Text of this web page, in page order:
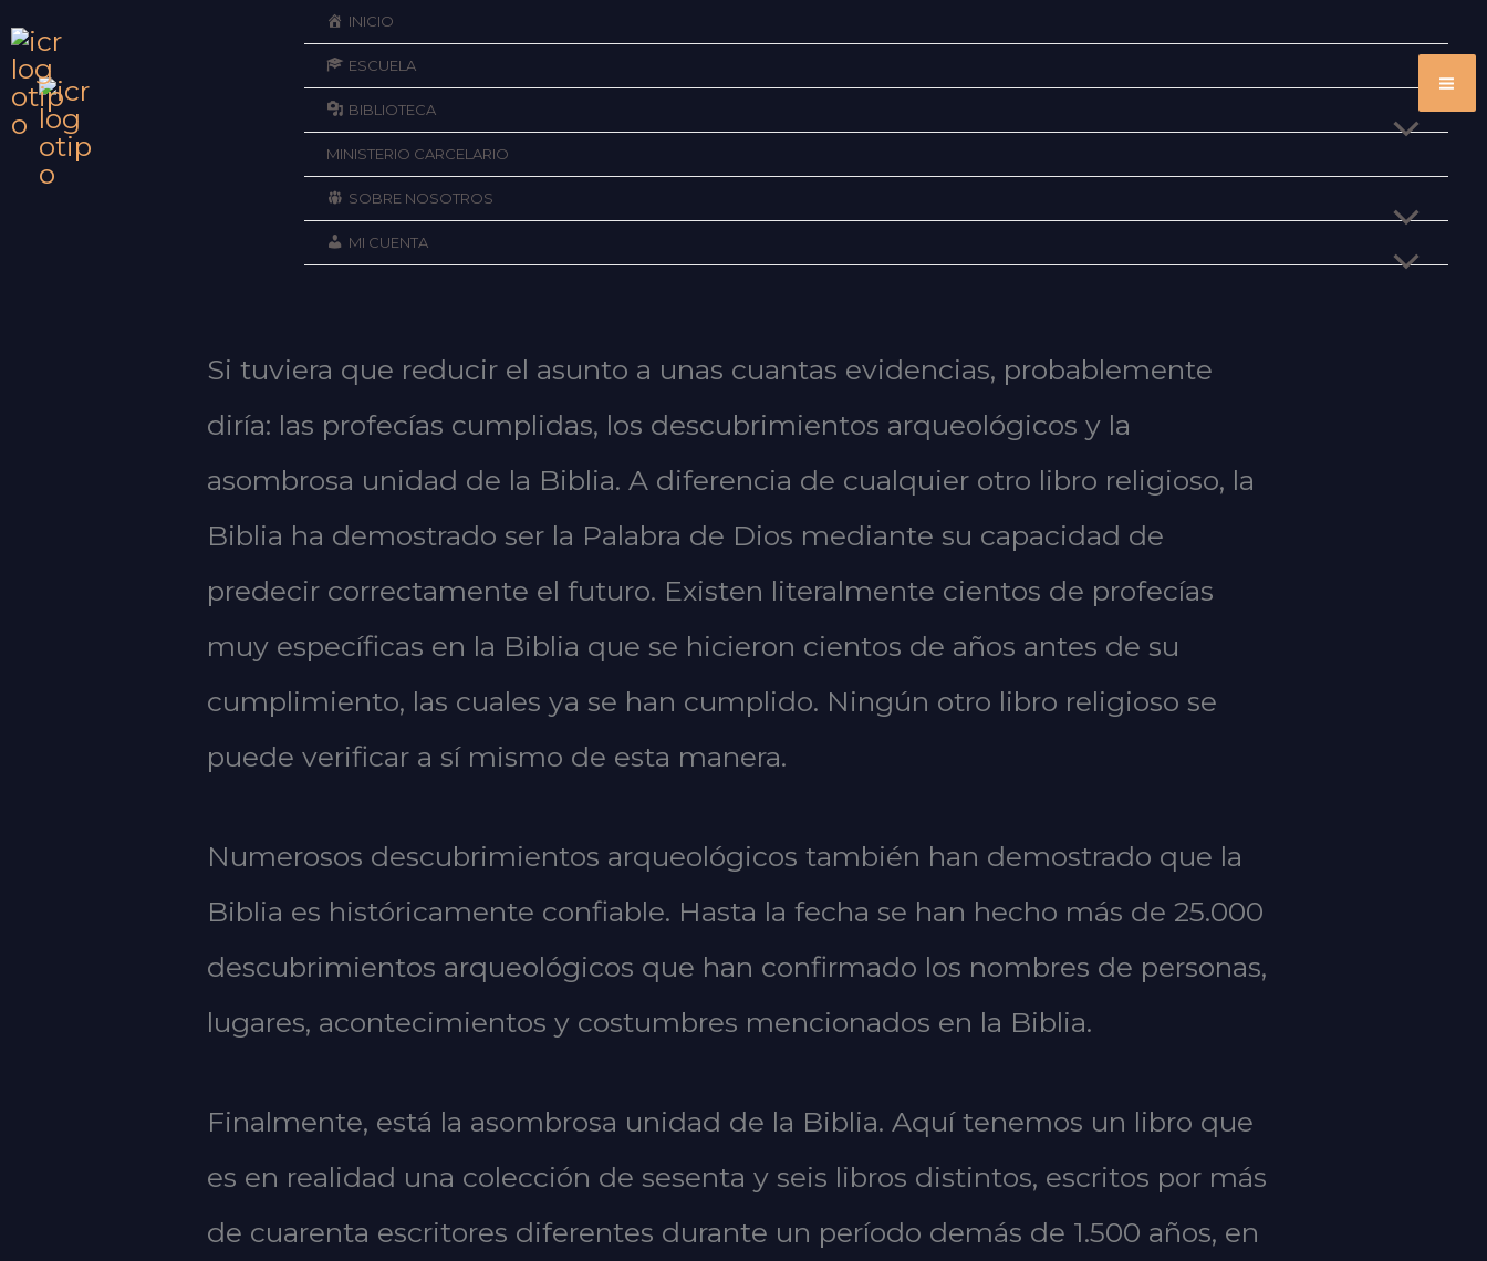
Ir
al
contenido
INICIO
ESCUELA
BIBLIOTECA
MINISTERIO CARCELARIO
SOBRE NOSOTROS
MI CUENTA
Si tuviera que reducir el asunto a unas cuantas evidencias, probablemente
diría: las profecías cumplidas, los descubrimientos arqueológicos y la
asombrosa unidad de la Biblia. A diferencia de cualquier otro libro religioso, la
Biblia ha demostrado ser la Palabra de Dios mediante su capacidad de
predecir correctamente el futuro. Existen literalmente cientos de profecías
muy específicas en la Biblia que se hicieron cientos de años antes de su
cumplimiento, las cuales ya se han cumplido. Ningún otro libro religioso se
puede verificar a sí mismo de esta manera.
Numerosos descubrimientos arqueológicos también han demostrado que la
Biblia es históricamente confiable. Hasta la fecha se han hecho más de 25.000
descubrimientos arqueológicos que han confirmado los nombres de personas,
lugares, acontecimientos y costumbres mencionados en la Biblia.
Finalmente, está la asombrosa unidad de la Biblia. Aquí tenemos un libro que
es en realidad una colección de sesenta y seis libros distintos, escritos por más
de cuarenta escritores diferentes durante un período demás de 1.500 años, en